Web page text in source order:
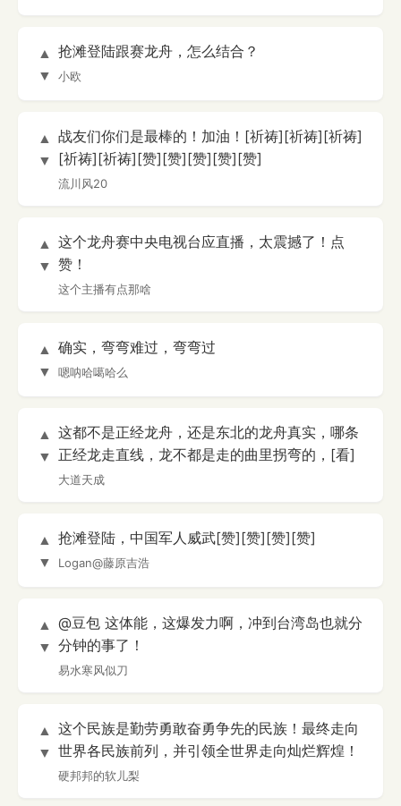
▲
▼
抢滩登陆跟赛龙舟，怎么结合？
小欧
▲
▼
战友们你们是最棒的！加油！[祈祷][祈祷][祈祷]
[祈祷][祈祷][赞][赞][赞][赞][赞]
流川风20
▲
▼
这个龙舟赛中央电视台应直播，太震撼了！点
赞！
这个主播有点那啥
▲
▼
确实，弯弯难过，弯弯过
嗯呐哈噶哈么
▲
▼
这都不是正经龙舟，还是东北的龙舟真实，哪条
正经龙走直线，龙不都是走的曲里拐弯的，[看]
大道天成
▲
▼
抢滩登陆，中国军人威武[赞][赞][赞][赞]
Logan@藤原吉浩
▲
▼
@豆包 这体能，这爆发力啊，冲到台湾岛也就分
分钟的事了！
易水寒风似刀
▲
▼
这个民族是勤劳勇敢奋勇争先的民族！最终走向
世界各民族前列，并引领全世界走向灿烂辉煌！
硬邦邦的软儿梨